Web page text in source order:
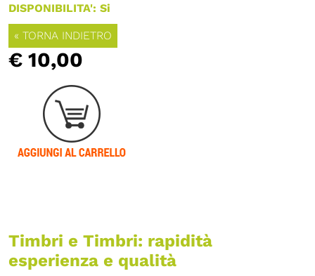
DISPONIBILITA': Si
« TORNA INDIETRO
€ 10,00
Timbri e Timbri: rapidità
esperienza e qualità